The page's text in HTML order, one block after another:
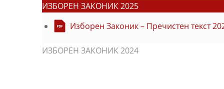
ИЗБОРЕН ЗАКОНИК 2025
Изборен Законик – Пречистен текст
ИЗБОРЕН ЗАКОНИК 2024